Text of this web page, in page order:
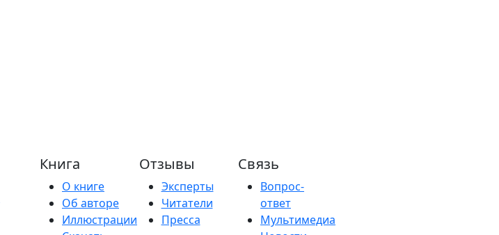
Книга
О книге
Об авторе
Иллюстрации
Отзывы
Эксперты
Читатели
Пресса
Связь
Вопрос-
ответ
Мультимедиа